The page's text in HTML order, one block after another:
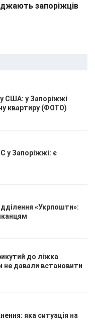
запоріжців
у США: у Запоріжжі
квартиру (ФОТО)
у Запоріжжі: є
«Укрпошти»:
до ліжка
не давали встановити
яка ситуація на